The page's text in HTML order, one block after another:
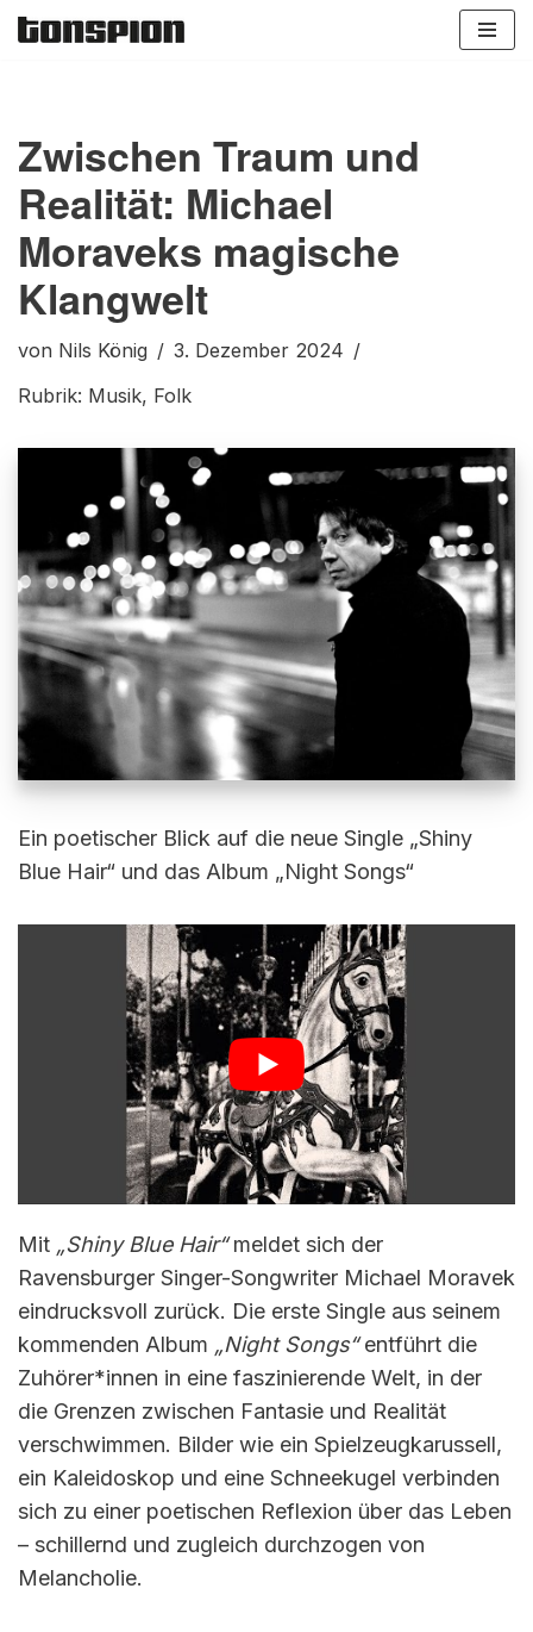
Zwischen Traum und
Realität: Michael
Moraveks magische
Klangwelt
von Nils König
3. Dezember 2024
Rubrik: Musik, Folk
Ein poetischer Blick auf die neue Single „Shiny
Blue Hair“ und das Album „Night Songs“
Mit „Shiny Blue Hair“meldet sich der
Ravensburger Singer-Songwriter Michael Moravek
eindrucksvoll zurück. Die erste Single aus seinem
kommenden Album „Night Songs“entführt die
Zuhörer*innen in eine faszinierende Welt, in der
die Grenzen zwischen Fantasie und Realität
verschwimmen. Bilder wie ein Spielzeugkarussell,
ein Kaleidoskop und eine Schneekugel verbinden
sich zu einer poetischen Reflexion über das Leben
– schillernd und zugleich durchzogen von
Melancholie.